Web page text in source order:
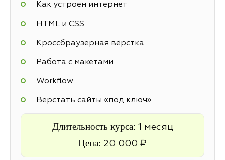
Как устроен интернет
HTML и CSS
Кроссбраузерная вёрстка
Работа с макетами
Workflow
Верстать сайты «под ключ»
Длительность курса: 1 месяц
Цена: 20 000 ₽